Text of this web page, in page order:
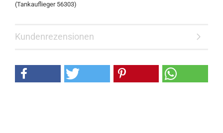
(Tankauflieger 56303)
Kundenrezensionen